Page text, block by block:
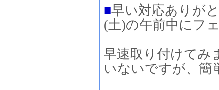
■早い対応ありが
(土)の午前中にフ
早速取り付けてみ
いないですが、簡